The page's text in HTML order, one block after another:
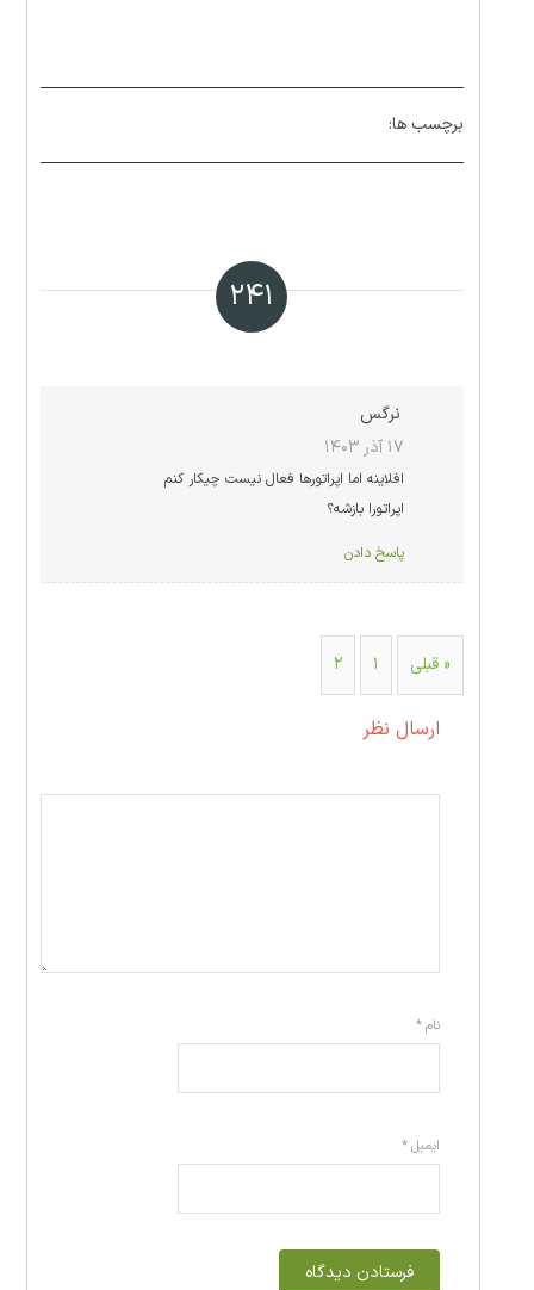
برچسب ها:
۲۴۱
نرگس
۱۷ آذر ۱۴۰۳
افلاینه اما اپراتورها فعال نیست چیکار کنم
اپراتورا بازشه؟
پاسخ دادن
« قبلی ۱ ۲
ارسال نظر
نام*
ایمیل*